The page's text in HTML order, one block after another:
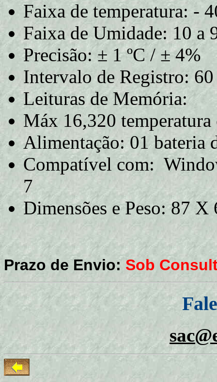
Faixa de temperatura: -
Faixa de Umidade: 10 a
Precisão: ± 1 ºC / ± 4%
Intervalo de Registro: 60
Leituras de Memória:
Máx 16,320
Alimentação: 01 bateria
Compatível com:
7
Dimensões e Peso: 87
Prazo de Envio: Sob